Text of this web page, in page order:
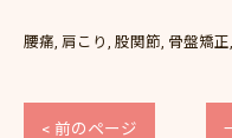
腰痛 肩こり 股関節 骨盤矯正
< 前のページ